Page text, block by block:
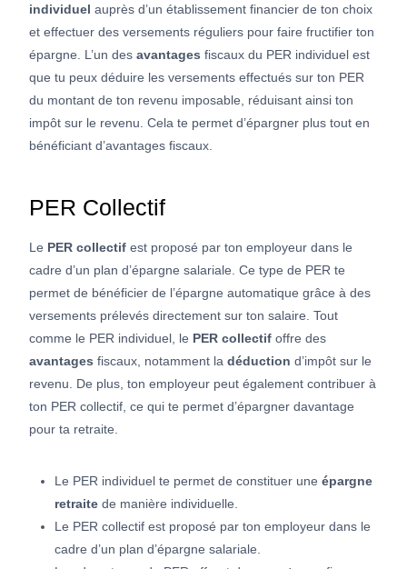
individuel auprès d’un établissement financier de ton choix
et effectuer des versements réguliers pour faire fructifier ton
épargne. L’un des avantages fiscaux du PER individuel est
que tu peux déduire les versements effectués sur ton PER
du montant de ton revenu imposable, réduisant ainsi ton
impôt sur le revenu. Cela te permet d’épargner plus tout en
bénéficiant d’avantages fiscaux.
PER Collectif
Le PER collectif est proposé par ton employeur dans le
cadre d’un plan d’épargne salariale. Ce type de PER te
permet de bénéficier de l’épargne automatique grâce à des
versements prélevés directement sur ton salaire. Tout
comme le PER individuel, le PER collectif offre des
avantages fiscaux, notamment la déduction d’impôt sur le
revenu. De plus, ton employeur peut également contribuer à
ton PER collectif, ce qui te permet d’épargner davantage
pour ta retraite.
Le PER individuel te permet de constituer une épargne
retraite de manière individuelle.
Le PER collectif est proposé par ton employeur dans le
cadre d’un plan d’épargne salariale.